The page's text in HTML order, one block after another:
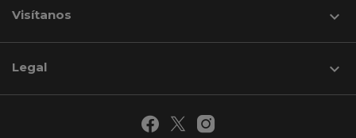
Visítanos keyboard_arrow_down
Legal 